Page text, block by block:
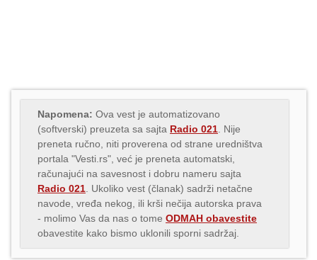
Napomena: Ova vest je automatizovano
(softverski) preuzeta sa sajta Radio 021 . Nije
preneta ručno, niti proverena od strane uredništva
portala "Vesti.rs", već je preneta automatski,
računajući na savesnost i dobru nameru sajta
Radio 021 . Ukoliko vest (članak) sadrži netačne
navode, vređa nekog, ili krši nečija autorska prava
- molimo Vas da nas o tome ODMAH obavestite
obavestite kako bismo uklonili sporni sadržaj.